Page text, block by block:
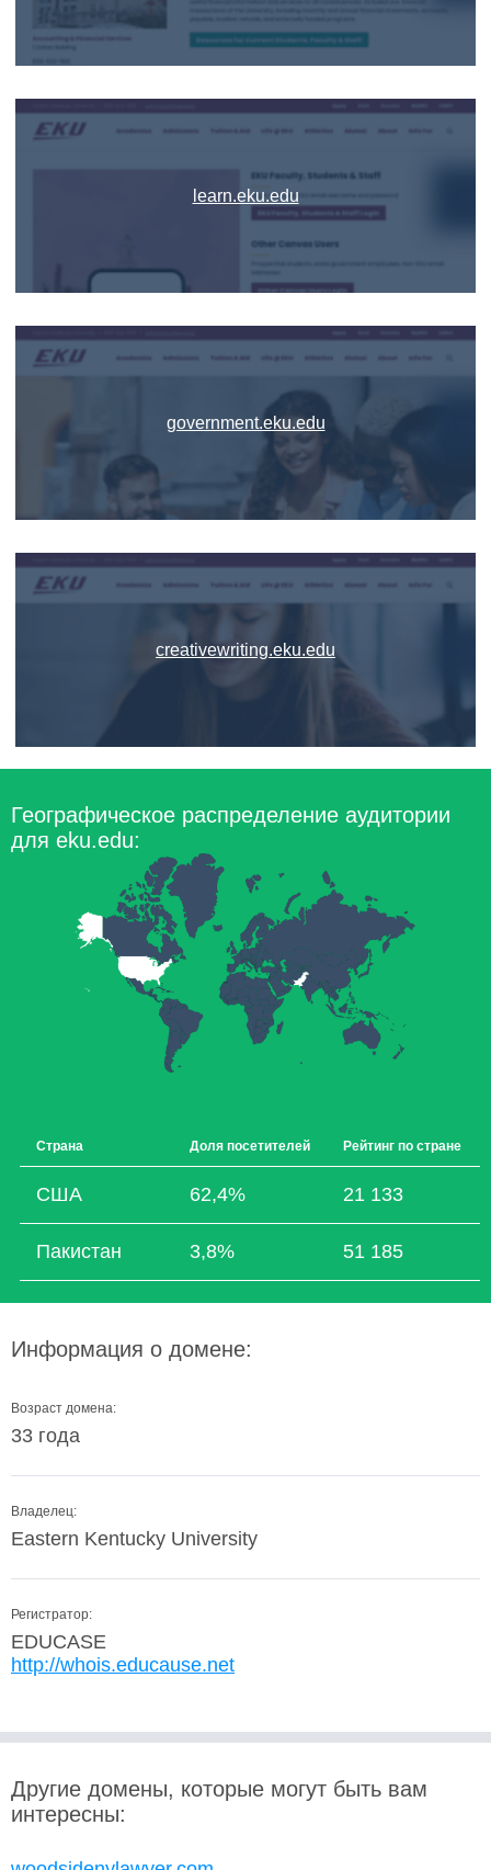
learn.eku.edu
government.eku.edu
creativewriting.eku.edu
Географическое распределение аудитории
для eku.edu:
Страна Доля посетителей Рейтинг по стране
США 62,4% 21 133
Пакистан 3,8% 51 185
Информация о домене:
Возраст домена:
33 года
Владелец:
Eastern Kentucky University
Регистратор:
EDUCASE
http://whois.educause.net
Другие домены, которые могут быть вам
интересны: